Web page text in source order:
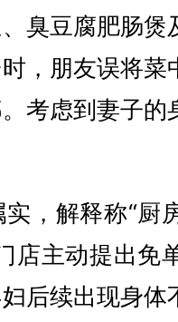
臭豆腐肥肠
，朋友误将
考虑到妻子
，解释称“厨
店主动提出免
后续出现身